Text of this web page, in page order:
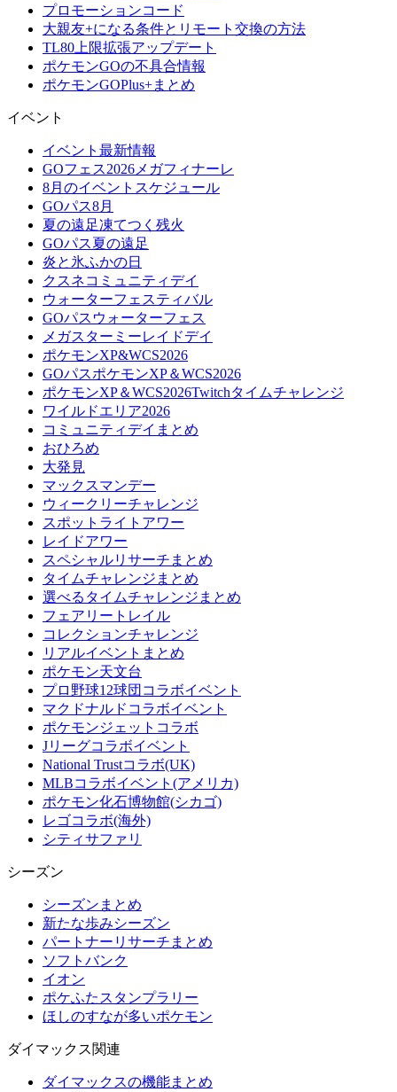
プロモーションコード
大親友+になる条件とリモート交換の方法
TL80上限拡張アップデート
ポケモンGOの不具合情報
ポケモンGOPlus+まとめ
イベント
イベント最新情報
GOフェス2026メガフィナーレ
8月のイベントスケジュール
GOパス8月
夏の遠足凍てつく残火
GOパス夏の遠足
炎と氷ふかの日
クスネコミュニティデイ
ウォーターフェスティバル
GOパスウォーターフェス
メガスターミーレイドデイ
ポケモンXP&WCS2026
GOパスポケモンXP＆WCS2026
ポケモンXP＆WCS2026Twitchタイムチャレンジ
ワイルドエリア2026
コミュニティデイまとめ
おひろめ
大発見
マックスマンデー
ウィークリーチャレンジ
スポットライトアワー
レイドアワー
スペシャルリサーチまとめ
タイムチャレンジまとめ
選べるタイムチャレンジまとめ
フェアリートレイル
コレクションチャレンジ
リアルイベントまとめ
ポケモン天文台
プロ野球12球団コラボイベント
マクドナルドコラボイベント
ポケモンジェットコラボ
Jリーグコラボイベント
National Trustコラボ(UK)
MLBコラボイベント(アメリカ)
ポケモン化石博物館(シカゴ)
レゴコラボ(海外)
シティサファリ
シーズン
シーズンまとめ
新たな歩みシーズン
パートナーリサーチまとめ
ソフトバンク
イオン
ポケふたスタンプラリー
ほしのすなが多いポケモン
ダイマックス関連
ダイマックスの機能まとめ